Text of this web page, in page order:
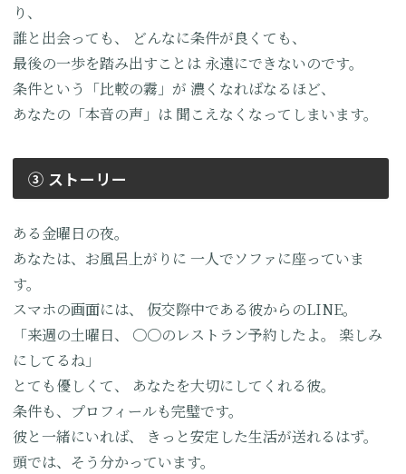
り、
誰と出会っても、
どんなに条件が良くても、
最後の一歩を踏み出すことは 永遠にできないのです。
条件という「比較の霧」が 濃くなればなるほど、
あなたの「本音の声」は 聞こえなくなってしまいます。
③ ストーリー
ある金曜日の夜。
あなたは、お風呂上がりに 一人でソファに座っていま
す。
スマホの画面には、
仮交際中である彼からのLINE。
「来週の土曜日、
〇〇のレストラン予約したよ。
楽しみ
にしてるね」
とても優しくて、
あなたを大切にしてくれる彼。
条件も、プロフィールも完璧です。
彼と一緒にいれば、
きっと安定した生活が送れるはず。
頭では、そう分かっています。